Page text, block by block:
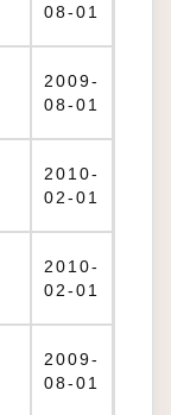
08-01
2009-
08-01
2010-
02-01
2010-
02-01
2009-
08-01